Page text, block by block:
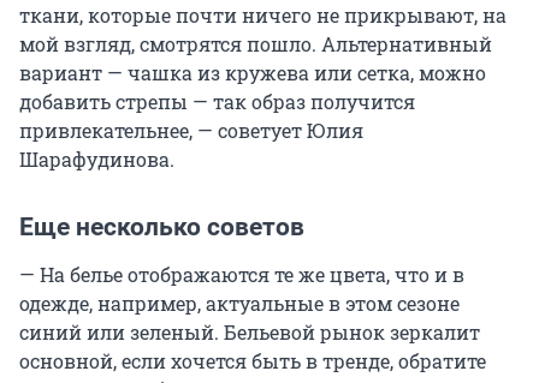
ткани, которые почти ничего не прикрывают, на
мой взгляд, смотрятся пошло. Альтернативный
вариант — чашка из кружева или сетка, можно
добавить стрепы — так образ получится
привлекательнее, — советует Юлия
Шарафудинова.
Еще несколько советов
— На белье отображаются те же цвета, что и в
одежде, например, актуальные в этом сезоне
синий или зеленый. Бельевой рынок зеркалит
основной, если хочется быть в тренде, обратите